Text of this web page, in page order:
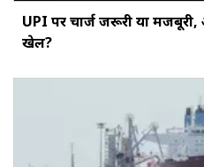
UPI पर चार्ज जरूरी या
खेल?